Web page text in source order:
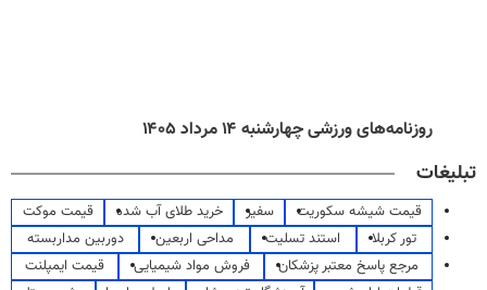
روزنامه‌های ورزشی چهارشنبه ۱۴ مرداد ۱۴۰۵
تبلیغات
قیمت شیشه سکوریت سفیر خرید طلای آب شده
قیمت موکت
تور کربلا
استند تسلیت مداحی اربعین
دوربین مداربسته
مرجع پاسخ معتبر پزشکان
فروش مواد شیمیایی
قیمت ایمپلنت